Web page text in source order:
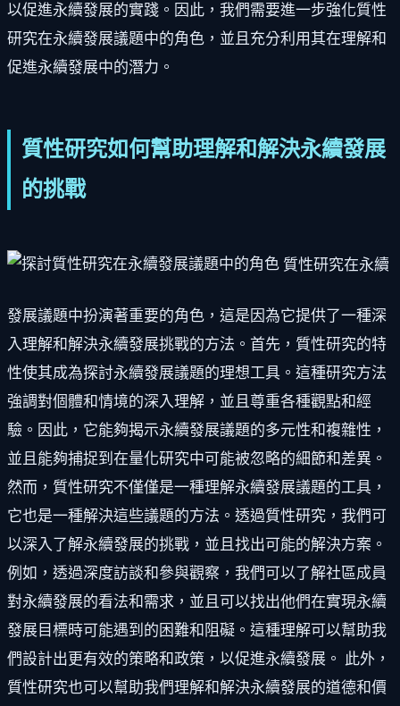
以促進永續發展的實踐。因此，我們需要進一步強化質性
研究在永續發展議題中的角色，並且充分利用其在理解和
促進永續發展中的潛力。
質性研究如何幫助理解和解決永續發展
的挑戰
質性研究在永續
發展議題中扮演著重要的角色，這是因為它提供了一種深
入理解和解決永續發展挑戰的方法。首先，質性研究的特
性使其成為探討永續發展議題的理想工具。這種研究方法
強調對個體和情境的深入理解，並且尊重各種觀點和經
驗。因此，它能夠揭示永續發展議題的多元性和複雜性，
並且能夠捕捉到在量化研究中可能被忽略的細節和差異。
然而，質性研究不僅僅是一種理解永續發展議題的工具，
它也是一種解決這些議題的方法。透過質性研究，我們可
以深入了解永續發展的挑戰，並且找出可能的解決方案。
例如，透過深度訪談和參與觀察，我們可以了解社區成員
對永續發展的看法和需求，並且可以找出他們在實現永續
發展目標時可能遇到的困難和阻礙。這種理解可以幫助我
們設計出更有效的策略和政策，以促進永續發展。 此外，
質性研究也可以幫助我們理解和解決永續發展的道德和價